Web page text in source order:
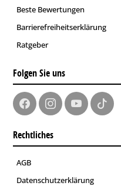
Beste Bewertungen
Barrierefreiheitserklärung
Ratgeber
Folgen Sie uns
Rechtliches
AGB
Datenschutzerklärung